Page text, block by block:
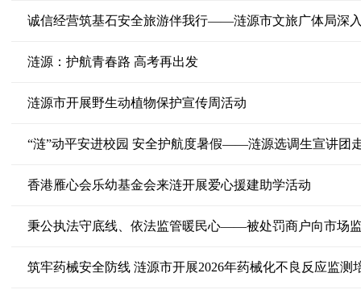
诚信经营筑基石安全旅游伴我行——涟源市文旅广体局深
涟源：护航青春路 高考再出发
涟源市开展野生动植物保护宣传周活动
香港雁心会乐幼基金会来涟开展爱心援建助学活动
秉公执法守底线、依法监管暖民心——被处罚商户向市场
筑牢药械安全防线 涟源市开展2026年药械化不良反应监测